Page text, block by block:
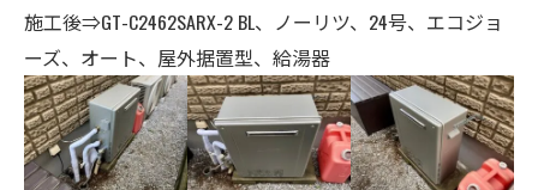
施工後⇒GT-C2462SARX-2 BL、ノーリツ、24号、エコジョ
ーズ、オート、 屋外据置型、給湯器